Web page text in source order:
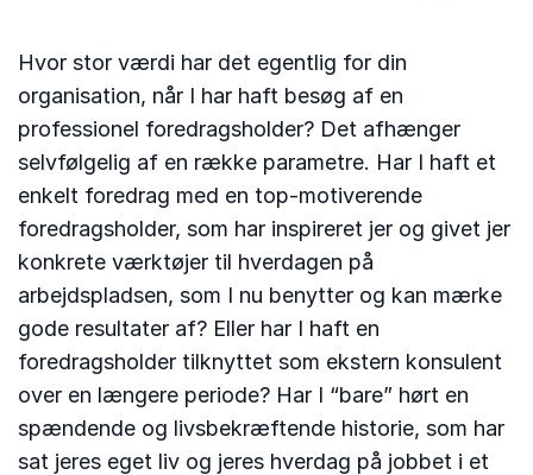
Hvor stor værdi har det egentlig for din
organisation, når I har haft besøg af en
professionel foredragsholder? Det afhænger
selvfølgelig af en række parametre. Har I haft et
enkelt foredrag med en top-motiverende
foredragsholder, som har inspireret jer og givet jer
konkrete værktøjer til hverdagen på
arbejdspladsen, som I nu benytter og kan mærke
gode resultater af? Eller har I haft en
foredragsholder tilknyttet som ekstern konsulent
over en længere periode? Har I “bare” hørt en
spændende og livsbekræftende historie, som har
sat jeres eget liv og jeres hverdag på jobbet i et